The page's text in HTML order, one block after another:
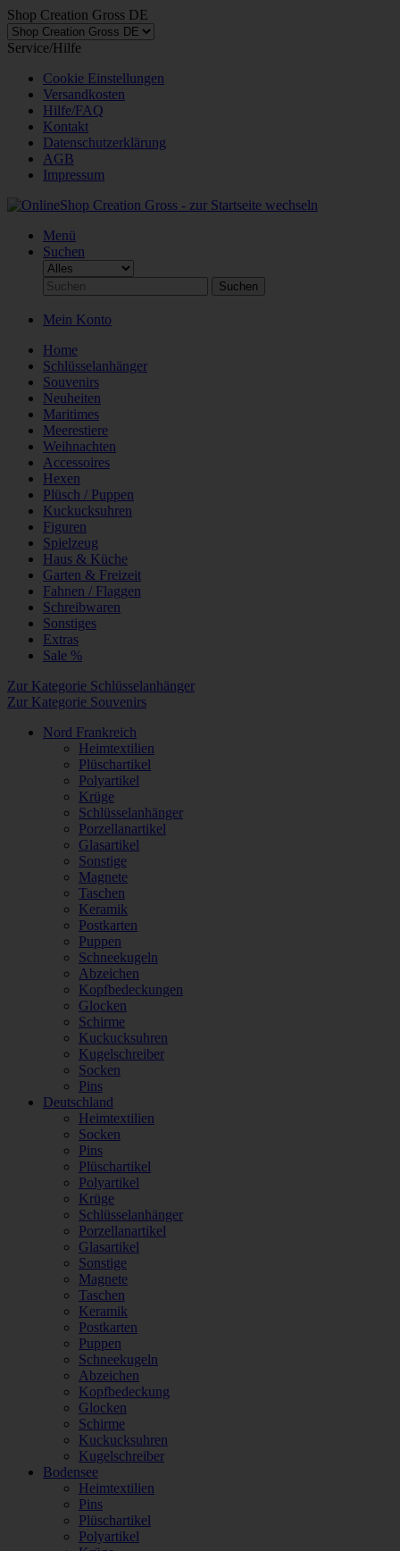
Shop Creation Gross DE
Service/Hilfe
Cookie Einstellungen
Versandkosten
Hilfe/FAQ
Kontakt
Datenschutzerklärung
AGB
Impressum
Menü
Suchen
Suchen
Mein Konto
Home
Schlüsselanhänger
Souvenirs
Neuheiten
Maritimes
Meerestiere
Weihnachten
Accessoires
Hexen
Plüsch / Puppen
Kuckucksuhren
Figuren
Spielzeug
Haus & Küche
Garten & Freizeit
Fahnen / Flaggen
Schreibwaren
Sonstiges
Extras
Sale %
Zur Kategorie Schlüsselanhänger
Zur Kategorie Souvenirs
Nord Frankreich
Heimtextilien
Plüschartikel
Polyartikel
Krüge
Schlüsselanhänger
Porzellanartikel
Glasartikel
Sonstige
Magnete
Taschen
Keramik
Postkarten
Puppen
Schneekugeln
Abzeichen
Kopfbedeckungen
Glocken
Schirme
Kuckucksuhren
Kugelschreiber
Socken
Pins
Deutschland
Heimtextilien
Socken
Pins
Plüschartikel
Polyartikel
Krüge
Schlüsselanhänger
Porzellanartikel
Glasartikel
Sonstige
Magnete
Taschen
Keramik
Postkarten
Puppen
Schneekugeln
Abzeichen
Kopfbedeckung
Glocken
Schirme
Kuckucksuhren
Kugelschreiber
Bodensee
Heimtextilien
Pins
Plüschartikel
Polyartikel